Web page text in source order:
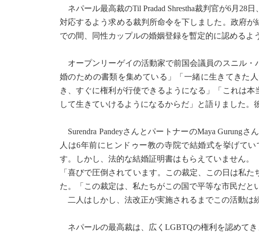
ネパール最高裁のTil Pradad Shrestha裁判官が6月28
対応するよう求める裁判所命令を下しました。政府
での間、同性カップルの婚姻登録を暫定的に認めるよ
オープンリーゲイの活動家で前国会議員のスニル・
婚のための書類を集めている」「一緒に生きてきた
き、すぐに権利が行使できるようになる」「これは
して生きていけるようになるからだ」と語りました
Surendra PandeyさんとパートナーのMaya Gurung
人は6年前にヒンドゥー教の寺院で結婚式を挙げて
す。しかし、法的な結婚証明書はもらえていません。
「喜びで圧倒されています。この裁定、この日は私
た。「この裁定は、私たちがこの国で平等な市民だと
二人はしかし、法改正が実施されるまでこの活動は
ネパールの最高裁は、広くLGBTQの権利を認めてき